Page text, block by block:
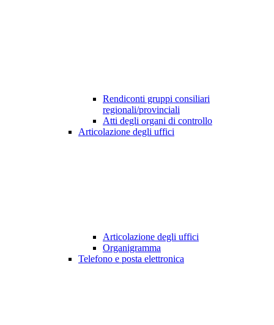
Rendiconti gruppi consiliari
regionali/provinciali
Atti degli organi di controllo
Articolazione degli uffici
Articolazione degli uffici
Organigramma
Telefono e posta elettronica